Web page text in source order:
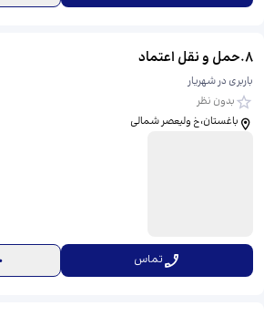
8
.حمل و نقل اعتماد
باربری در شهریار
بدون نظر
باغستان،خ ولیعصر شمالی
تماس